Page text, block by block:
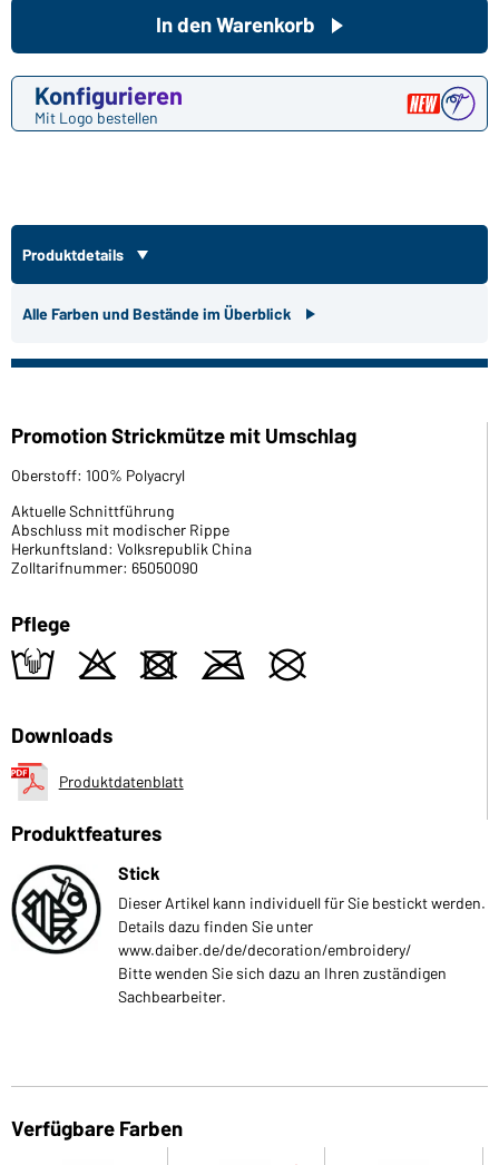
Konfigurieren
Mit Logo bestellen
In den Warenkorb
Produktdetails
Alle Farben und Bestände im Überblick
Promotion Strickmütze mit Umschlag
Oberstoff: 100% Polyacryl
Aktuelle Schnittführung
Abschluss mit modischer Rippe
Herkunftsland: Volksrepublik China
Zolltarifnummer: 65050090
Pflege
t o d m U
Downloads
Produktdatenblatt
Produktfeatures
Stick
Dieser Artikel kann individuell für Sie bestickt werden.
Details dazu finden Sie unter
www.daiber.de/de/decoration/embroidery/
Bitte wenden Sie sich dazu an Ihren zuständigen
Sachbearbeiter.
Verfügbare Farben